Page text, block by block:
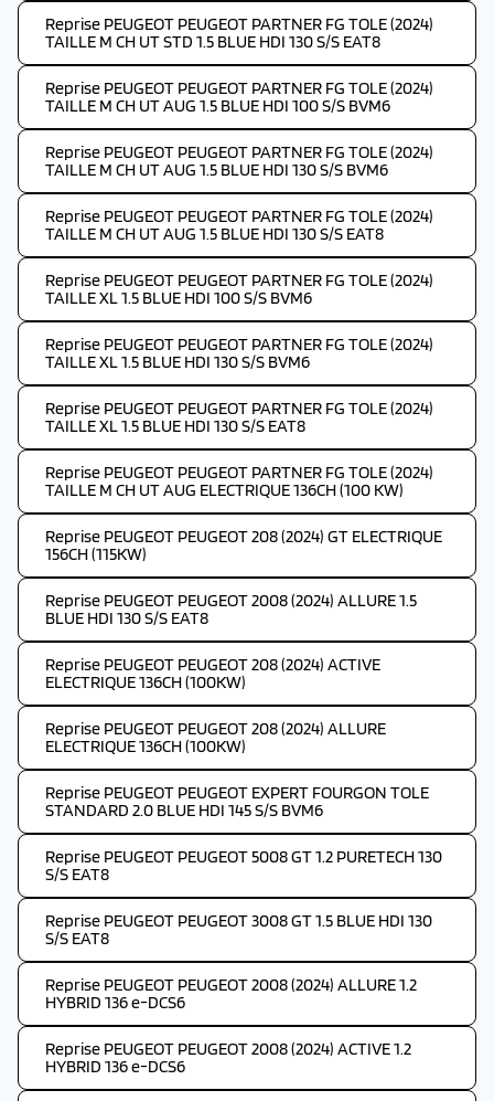
Reprise PEUGEOT PEUGEOT PARTNER FG TOLE (2024)
TAILLE M CH UT STD 1.5 BLUE HDI 130 S/S EAT8
Reprise PEUGEOT PEUGEOT PARTNER FG TOLE (2024)
TAILLE M CH UT AUG 1.5 BLUE HDI 100 S/S BVM6
Reprise PEUGEOT PEUGEOT PARTNER FG TOLE (2024)
TAILLE M CH UT AUG 1.5 BLUE HDI 130 S/S BVM6
Reprise PEUGEOT PEUGEOT PARTNER FG TOLE (2024)
TAILLE M CH UT AUG 1.5 BLUE HDI 130 S/S EAT8
Reprise PEUGEOT PEUGEOT PARTNER FG TOLE (2024)
TAILLE XL 1.5 BLUE HDI 100 S/S BVM6
Reprise PEUGEOT PEUGEOT PARTNER FG TOLE (2024)
TAILLE XL 1.5 BLUE HDI 130 S/S BVM6
Reprise PEUGEOT PEUGEOT PARTNER FG TOLE (2024)
TAILLE XL 1.5 BLUE HDI 130 S/S EAT8
Reprise PEUGEOT PEUGEOT PARTNER FG TOLE (2024)
TAILLE M CH UT AUG ELECTRIQUE 136CH (100 KW)
Reprise PEUGEOT PEUGEOT 208 (2024) GT ELECTRIQUE
156CH (115KW)
Reprise PEUGEOT PEUGEOT 2008 (2024) ALLURE 1.5
BLUE HDI 130 S/S EAT8
Reprise PEUGEOT PEUGEOT 208 (2024) ACTIVE
ELECTRIQUE 136CH (100KW)
Reprise PEUGEOT PEUGEOT 208 (2024) ALLURE
ELECTRIQUE 136CH (100KW)
Reprise PEUGEOT PEUGEOT EXPERT FOURGON TOLE
STANDARD 2.0 BLUE HDI 145 S/S BVM6
Reprise PEUGEOT PEUGEOT 5008 GT 1.2 PURETECH 130
S/S EAT8
Reprise PEUGEOT PEUGEOT 3008 GT 1.5 BLUE HDI 130
S/S EAT8
Reprise PEUGEOT PEUGEOT 2008 (2024) ALLURE 1.2
HYBRID 136 e-DCS6
Reprise PEUGEOT PEUGEOT 2008 (2024) ACTIVE 1.2
HYBRID 136 e-DCS6